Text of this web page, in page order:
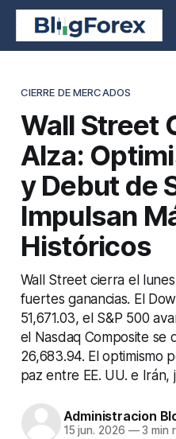
CIERRE DE MERCADOS
Wall Street
Alza:
y Debut de
Impulsan
Históricos
Wall Street cierra el
fuertes ganancias. El
51,671.03, el S&P 500
el Nasdaq Composite se
26,683.94. El optimismo
paz entre EE. UU. e
Administracion
15 jun. 2026 —3 min